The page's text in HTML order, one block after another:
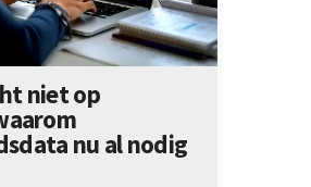
niet op
nu al nodig